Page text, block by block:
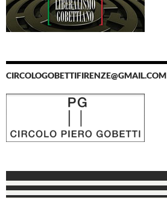
CIRCOLOGOBETTIFIRENZE@GMAIL.COM